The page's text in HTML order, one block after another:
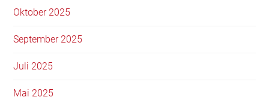
Oktober 2025
September 2025
Juli 2025
Mai 2025